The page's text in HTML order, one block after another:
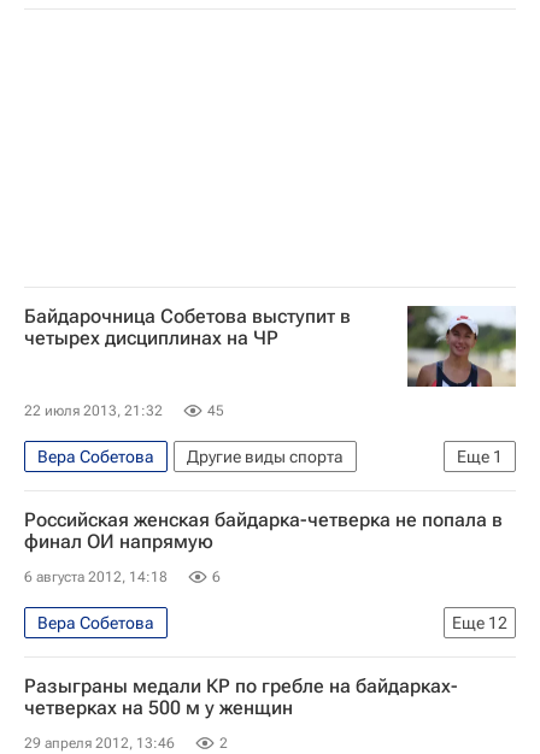
Кубок России по гребле на байдарках и каноэ
Байдарочница Собетова выступит в
четырех дисциплинах на ЧР
22 июля 2013, 21:32 45
Еще 1
Вера Собетова
Другие виды спорта
Наталья Подольская (гребля)
Российская женская байдарка-четверка не попала в
финал ОИ напрямую
6 августа 2012, 14:18 6
Еще 12
Вера Собетова
Гребля на байдарках и каноэ - Лондон-2012
Олимпийские игры
Спорт
Другие виды спорта
Разыграны медали КР по гребле на байдарках-
четверках на 500 м у женщин
29 апреля 2012, 13:46 2